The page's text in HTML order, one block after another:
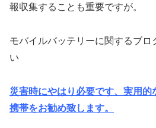
報収集することも重要ですが。
モバイルバッテリーに関するブロ
い
災害時にやはり必要です、実用
携帯をお勧め致します。